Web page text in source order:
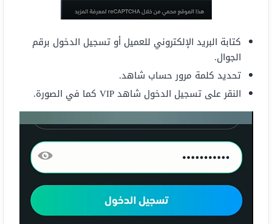
كتابة البريد الإلكتروني للعميل أو تسجيل الدخول برقم
الجوال.
تحديد كلمة مرور حساب شاهد.
النقر على تسجيل الدخول شاهد VIP كما في الصورة.